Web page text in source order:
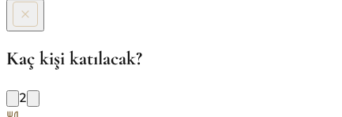
Kaç kişi katılacak?
2